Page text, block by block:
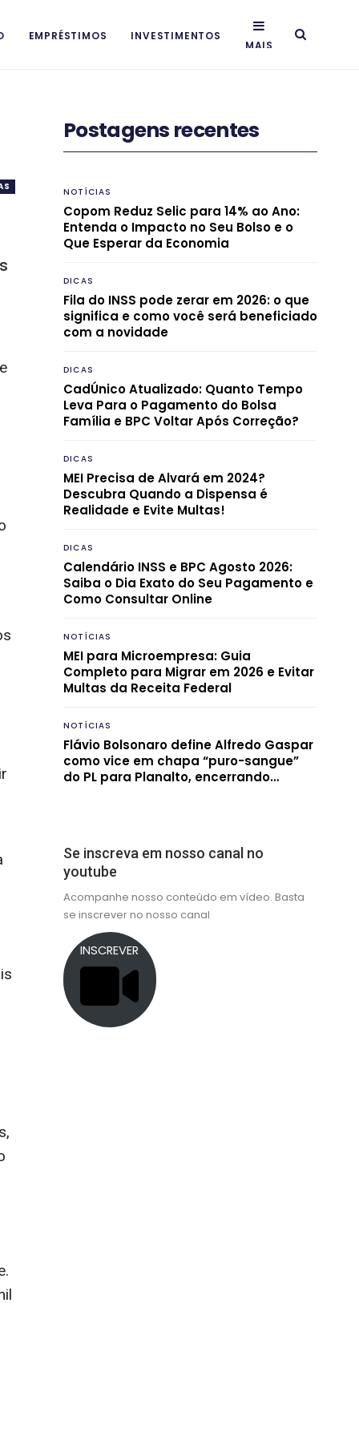
EMPRÉSTIMOS INVESTIMENTOS
MAIS
Postagens recentes
NOTÍCIAS
Copom Reduz Selic para 14% ao Ano:
Entenda o Impacto no Seu Bolso e o
Que Esperar da Economia
DICAS
Fila do INSS pode zerar em 2026: o que
significa e como você será beneficiado
com a novidade
DICAS
CadÚnico Atualizado: Quanto Tempo
Leva Para o Pagamento do Bolsa
Família e BPC Voltar Após Correção?
DICAS
MEI Precisa de Alvará em 2024?
Descubra Quando a Dispensa é
Realidade e Evite Multas!
DICAS
Calendário INSS e BPC Agosto 2026:
Saiba o Dia Exato do Seu Pagamento e
Como Consultar Online
NOTÍCIAS
MEI para Microempresa: Guia
Completo para Migrar em 2026 e Evitar
Multas da Receita Federal
NOTÍCIAS
Flávio Bolsonaro define Alfredo Gaspar
como vice em chapa “puro-sangue”
do PL para Planalto, encerrando…
Se inscreva em nosso canal no
youtube
Acompanhe nosso conteúdo em vídeo. Basta
se inscrever no nosso canal
INSCREVER